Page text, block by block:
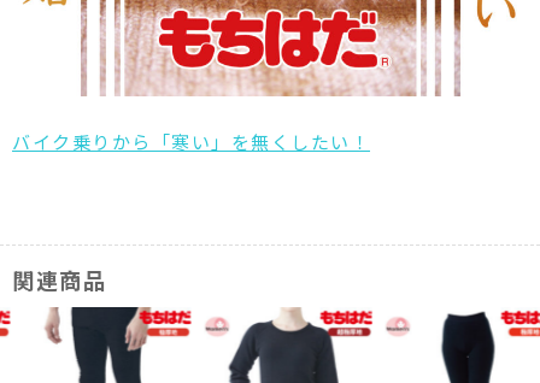
バイク乗りから「寒い」を無くしたい！
関連商品